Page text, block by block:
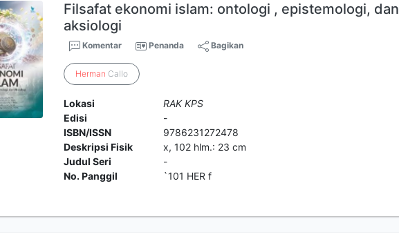
Filsafat ekonomi islam: ontologi , epistemologi, dan
aksiologi
Komentar Penanda Bagikan
Herman Callo
Lokasi
RAK KPS
Edisi
-
ISBN/ISSN
9786231272478
Deskripsi Fisik
x, 102 hlm.: 23 cm
Judul Seri
-
No. Panggil
`101 HER f